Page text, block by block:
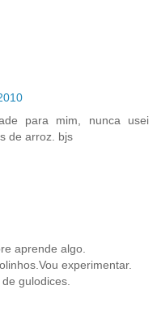
para mim, nunca usei
de arroz. bjs
aprende algo.
experimentar.
gulodices.